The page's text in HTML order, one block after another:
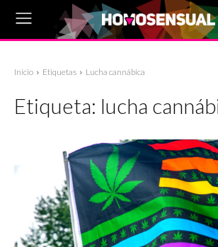
Inicio Etiquetas Lucha cannábica
Etiqueta: lucha